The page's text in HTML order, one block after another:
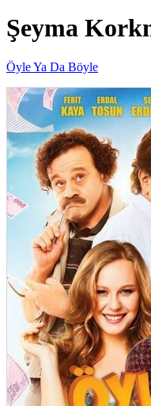
Şeyma
Öyle Ya Da Böyle